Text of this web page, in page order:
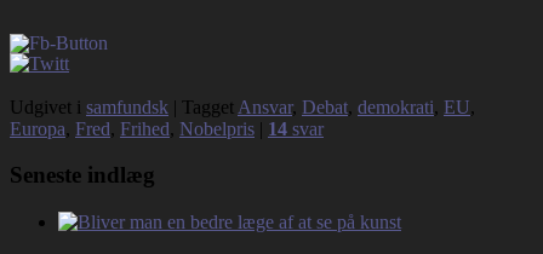
Udgivet i samfundsk | Tagget Ansvar, Debat, demokrati, EU,
Europa, Fred, Frihed, Nobelpris | 14 svar
Seneste indlæg